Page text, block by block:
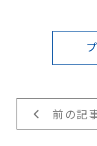
前の記